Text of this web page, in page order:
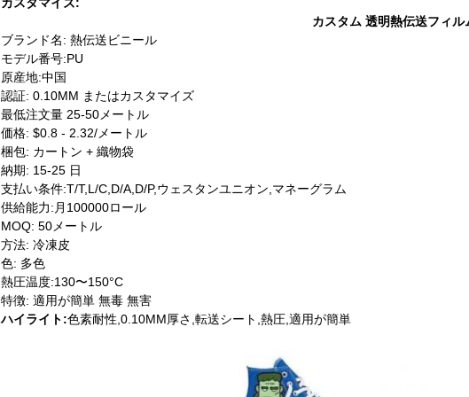
カスタム 透明熱伝送フィル
ブランド名: 熱伝送ビニール
モデル番号:PU
原産地:中国
認証: 0.10MM またはカスタマイズ
最低注文量 25-50メートル
価格: $0.8 - 2.32/メートル
梱包: カートン + 織物袋
納期: 15-25 日
支払い条件:T/T,L/C,D/A,D/P,ウェスタンユニオン,マネーグラム
供給能力:月100000ロール
MOQ: 50メートル
方法: 冷凍皮
色: 多色
熱圧温度:130〜150°C
特徴: 適用が簡単 無毒 無害
ハイライト:色素耐性,0.10MM厚さ,転送シート,熱圧,適用が簡単